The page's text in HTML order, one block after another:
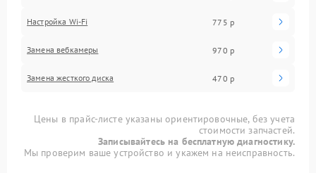
Настройка Wi-Fi 775 р
Замена вебкамеры 970 р
Замена жесткого диска 470 р
Цены в прайс-листе указаны ориентировочные, без учета
стоимости запчастей.
Записывайтесь на бесплатную диагностику.
Мы проверим ваше устройство и укажем на неисправность.